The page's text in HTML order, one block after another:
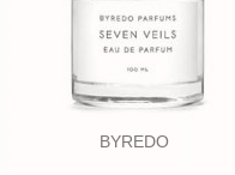
BYREDO